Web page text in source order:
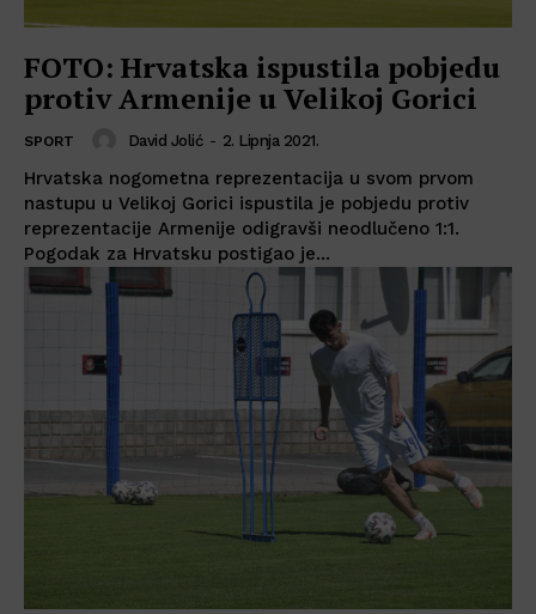
FOTO: Hrvatska ispustila pobjedu
protiv Armenije u Velikoj Gorici
SPORT David Jolić - 2. Lipnja 2021.
Hrvatska nogometna reprezentacija u svom prvom
nastupu u Velikoj Gorici ispustila je pobjedu protiv
reprezentacije Armenije odigravši neodlučeno 1:1.
Pogodak za Hrvatsku postigao je...